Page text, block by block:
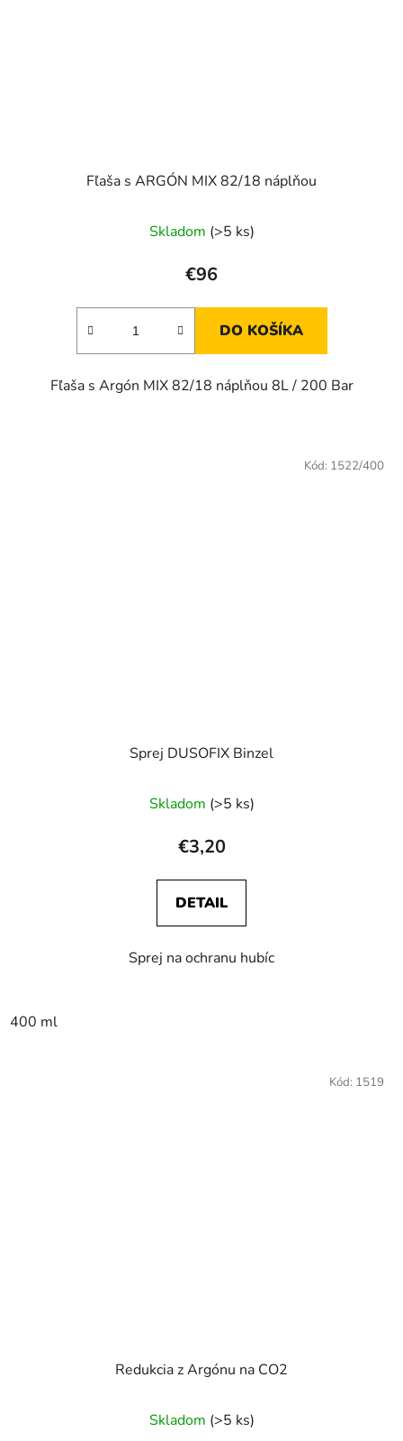
Fľaša s ARGÓN MIX 82/18 náplňou
Skladom (>5 ks)
€96
DO KOŠÍKA
Fľaša s Argón MIX 82/18 náplňou 8L / 200 Bar
Sprej DUSOFIX Binzel
Skladom (>5 ks)
€3,20
DETAIL
Sprej na ochranu hubíc
400 ml
Kód: 1522/400
Redukcia z Argónu na CO2
Skladom (>5 ks)
Kód: 1519